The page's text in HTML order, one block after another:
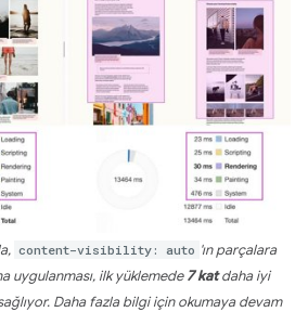
content-visibility: auto 'ın parçalara
uygulanması, ilk yüklemede7 katdaha iyi
Daha fazla bilgi için okumaya devam